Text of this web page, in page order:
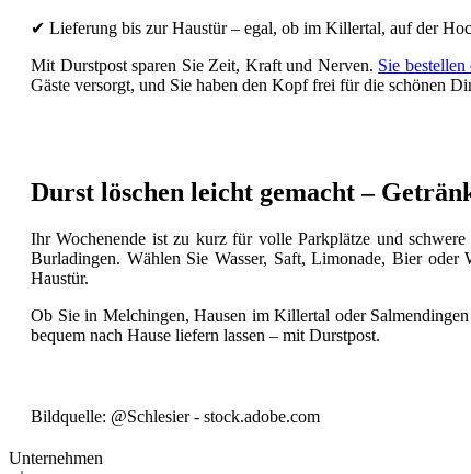
✔ Lieferung bis zur Haustür – egal, ob im Killertal, auf der
Mit Durstpost sparen Sie Zeit, Kraft und Nerven. Sie bestellen
Gäste versorgt, und Sie haben den Kopf frei für die schönen
Durst löschen leicht gemacht –
Ihr Wochenende ist zu kurz für volle Parkplätze und
Burladingen. Wählen Sie Wasser, Saft, Limonade, Bier
Haustür.
Ob Sie in Melchingen, Hausen im Killertal oder
bequem nach Hause liefern lassen – mit Durstpost.
Bildquelle: @Schlesier- stock.adobe.com
Unternehmen